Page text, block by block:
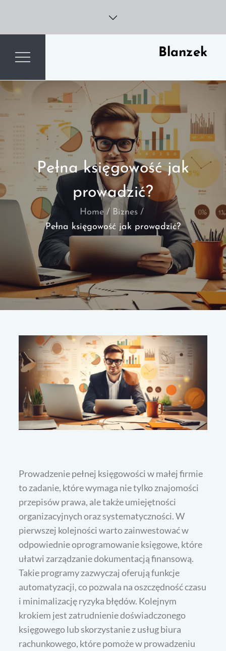
content
Blanzek
Pełna księgowość jak
prowadzić?
Home
Biznes
Pełna księgowość jak prowadzić?
Prowadzenie pełnej księgowości w małej firmie
to zadanie, które wymaga nie tylko znajomości
przepisów prawa, ale także umiejętności
organizacyjnych oraz systematyczności. W
pierwszej kolejności warto zainwestować w
odpowiednie oprogramowanie księgowe, które
ułatwi zarządzanie dokumentacją finansową.
Takie programy zazwyczaj oferują funkcje
automatyzacji, co pozwala na oszczędność czasu
i minimalizację ryzyka błędów. Kolejnym
krokiem jest zatrudnienie doświadczonego
księgowego lub skorzystanie z usług biura
rachunkowego, które pomoże w prowadzeniu